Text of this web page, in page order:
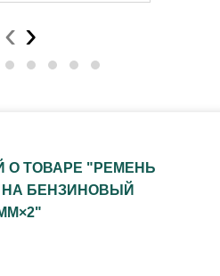
‹ ›
О ТОВАРЕ "РЕМЕНЬ
НА БЕНЗИНОВЫЙ